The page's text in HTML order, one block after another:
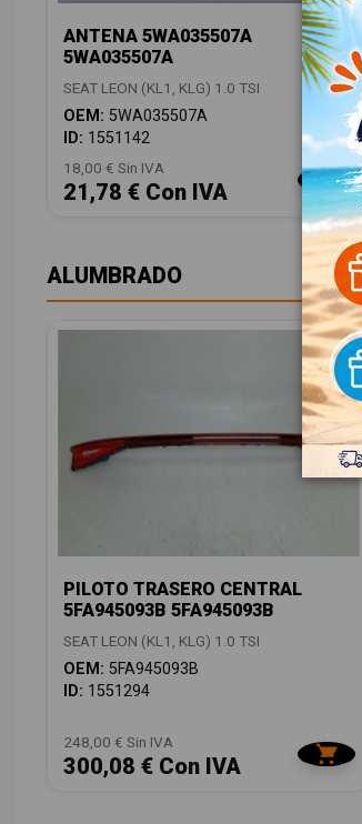
ANTENA 5WA035507A
5WA035507A
SEAT LEON (KL1, KLG) 1.0 TSI
OEM: 5WA035507A
ID: 1551142
18,00 € Sin IVA
21,78 € Con IVA
ALUMBRADO
PILOTO TRASERO CENTRAL
5FA945093B 5FA945093B
SEAT LEON (KL1, KLG) 1.0 TSI
OEM: 5FA945093B
ID: 1551294
248,00 € Sin IVA
300,08 € Con IVA